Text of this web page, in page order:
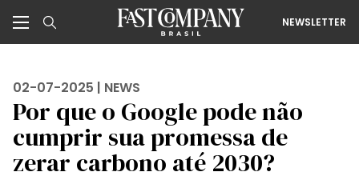
NEWSLETTER
02-07-2025 | NEWS
Por que o Google pode não
cumprir sua promessa de
zerar carbono até 2030?